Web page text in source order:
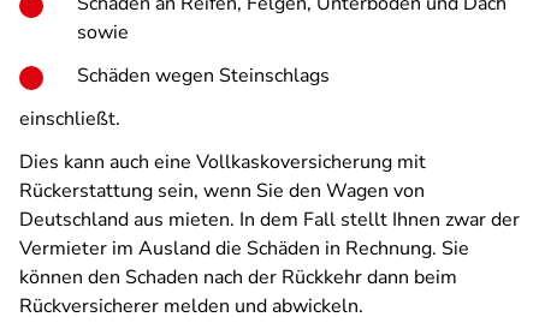
sowie
Schäden wegen Steinschlags
einschließt.
Dies kann auch eine Vollkaskoversicherung mit
Rückerstattung sein, wenn Sie den Wagen von
Deutschland aus mieten. In dem Fall stellt Ihnen zwar der
Vermieter im Ausland die Schäden in Rechnung. Sie
können den Schaden nach der Rückkehr dann beim
Rückversicherer melden und abwickeln.